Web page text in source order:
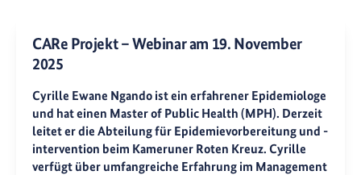
CARe Projekt – Webinar am 19. November
2025
Cyrille Ewane Ngando ist ein erfahrener Epidemiologe
und hat einen Master of Public Health (MPH). Derzeit
leitet er die Abteilung für Epidemievorbereitung und -
intervention beim Kameruner Roten Kreuz. Cyrille
verfügt über umfangreiche Erfahrung im Management